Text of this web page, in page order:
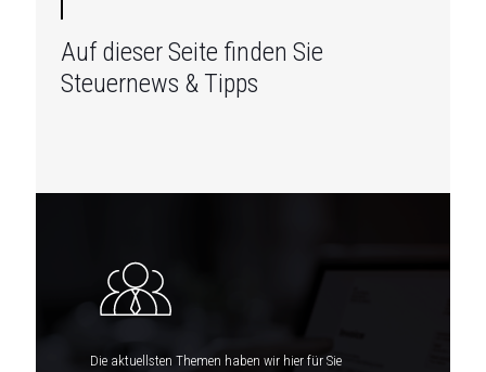
Auf dieser Seite finden Sie
Steuernews & Tipps
Die aktuellsten Themen haben wir hier für Sie